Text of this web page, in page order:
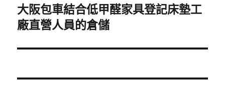
下
一
文
大阪包車結合低甲醛家具登記床墊工
廠直營人員的倉儲